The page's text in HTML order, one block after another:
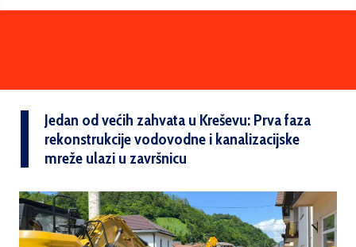
Jedan od većih zahvata u Kreševu: Prva faza
rekonstrukcije vodovodne i kanalizacijske
mreže ulazi u završnicu